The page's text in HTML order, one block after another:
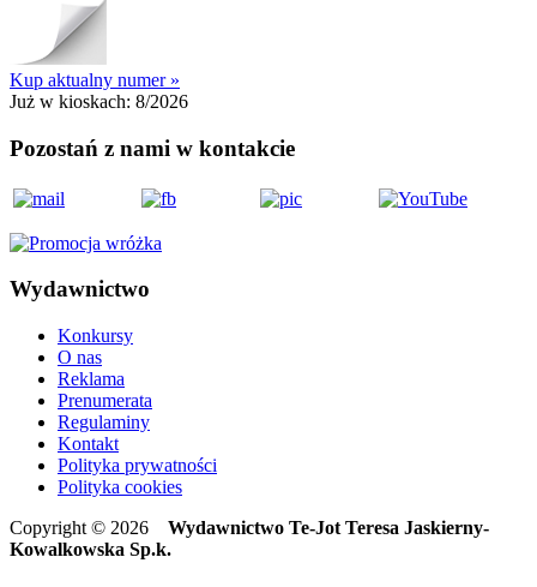
Kup aktualny numer »
Już w kioskach: 8/2026
Pozostań z nami w kontakcie
Wydawnictwo
Konkursy
O nas
Reklama
Prenumerata
Regulaminy
Kontakt
Polityka prywatności
Polityka cookies
Copyright © 2026 Wydawnictwo Te-Jot Teresa Jaskierny-
Kowalkowska Sp.k.